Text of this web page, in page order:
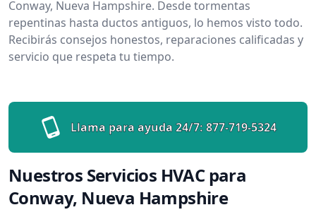
Conway, Nueva Hampshire. Desde tormentas
repentinas hasta ductos antiguos, lo hemos visto todo.
Recibirás consejos honestos, reparaciones calificadas y
servicio que respeta tu tiempo.
Llama para ayuda 24/7: 877-719-5324
Nuestros Servicios HVAC para
Conway, Nueva Hampshire